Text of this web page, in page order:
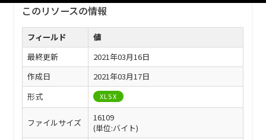
このリソースの情報
フィールド
値
最終更新
2021年03月16日
作成日
2021年03月17日
形式
XLSX
ファイルサイズ
16109
(単位:バイト)